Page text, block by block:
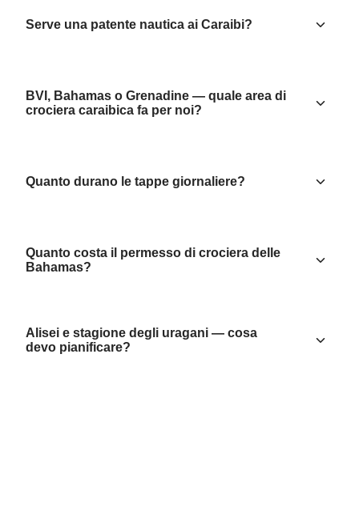
Serve una patente nautica ai Caraibi?
BVI, Bahamas o Grenadine — quale area di
crociera caraibica fa per noi?
Quanto durano le tappe giornaliere?
Quanto costa il permesso di crociera delle
Bahamas?
Alisei e stagione degli uragani — cosa
devo pianificare?